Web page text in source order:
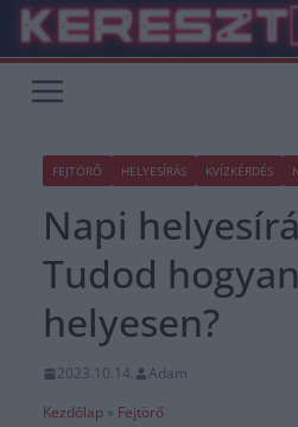
Skip
content
FEJTÖRŐ HELYESÍRÁS KVÍZKÉRDÉS
Napi
Tudod
helyesen?
2023.10.14.
Adam
Kezdőlap » Fejtörő